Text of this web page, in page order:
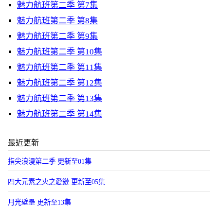
魅力航班第二季 第7集
魅力航班第二季 第8集
魅力航班第二季 第9集
魅力航班第二季 第10集
魅力航班第二季 第11集
魅力航班第二季 第12集
魅力航班第二季 第13集
魅力航班第二季 第14集
最近更新
指尖浪漫第二季 更新至01集
四大元素之火之愛鏈 更新至05集
月光壁壘 更新至13集